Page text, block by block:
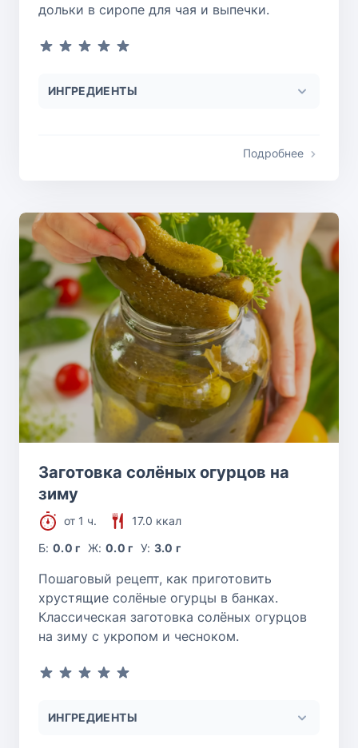
дольки в сиропе для чая и выпечки.
ИНГРЕДИЕНТЫ
Подробнее
Заготовка солёных огурцов на
зиму
от 1 ч.
17.0 ккал
Б:0.0 г Ж: 0.0 г У: 3.0 г
Пошаговый рецепт, как приготовить
хрустящие солёные огурцы в банках.
Классическая заготовка солёных огурцов
на зиму с укропом и чесноком.
ИНГРЕДИЕНТЫ